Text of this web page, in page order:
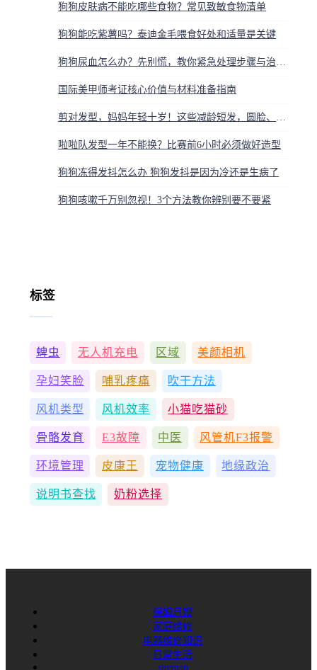
狗狗皮肤病不能吃哪些食物？常见致敏食物清单
狗狗能吃紫薯吗？泰迪金毛喂食好处和适量是关键
国际美甲师考证核心价值与材料准备指南
啦啦队发型一年不能换？比赛前6小时必须做好造型
狗狗冻得发抖怎么办 狗狗发抖是因为冷还是生病了
狗狗咳嗽千万别忽视！3个方法教你辨别要不要紧
标签
蜱虫 无人机充电 区域 美颜相机
孕妇笑脸 哺乳疼痛 吹干方法
风机类型 风机效率 小猫吃猫砂
骨骼发育 E3故障 中医 风管机F3报警
环境管理 皮康王 宠物健康 地缘政治
说明书查找 奶粉选择
保姆月嫂
家庭维修
电器维修知识
日常生活
sitemap